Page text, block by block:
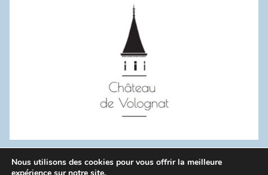
WordPress Theme: Donovan by ThemeZee.
Nous utilisons des cookies pour vous offrir la meilleure